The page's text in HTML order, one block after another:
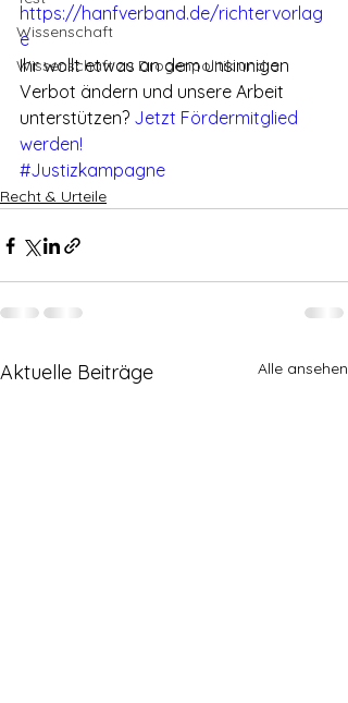
Wissenschaft
Wissenschaft zu Drogenpolitik und a
https://hanfverband.de/richtervorlag
e
Ihr wollt etwas an dem unsinnigen
Verbot ändern und unsere Arbeit
unterstützen? Jetzt Fördermitglied
werden!
#Justizkampagne
Recht & Urteile
Aktuelle Beiträge Alle ansehen